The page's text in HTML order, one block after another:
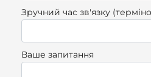
Зручний час зв'язку
Ваше запитання